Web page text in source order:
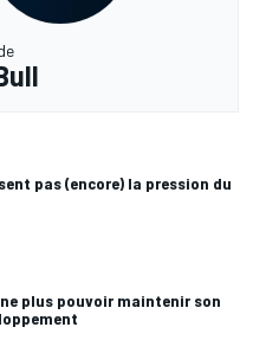
pas (encore) la pression du
plus pouvoir maintenir son